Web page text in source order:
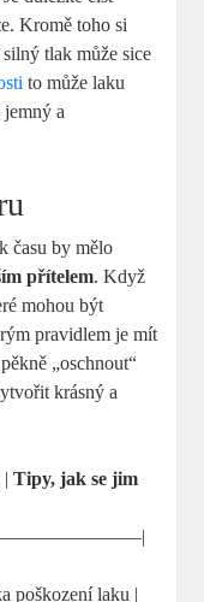
Kromě toho si
tlak může sice
to může laku
a
času by mělo
přítelem. Když
mohou být
pravidlem je mít
„oschnout“
krásný a
|Tipy, jak se jim
poškození laku |